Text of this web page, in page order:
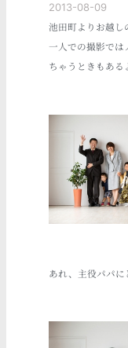
2013-08-09
池田町よりお越し
一人での撮影では
ちゃうときもある
あれ、主役パパに